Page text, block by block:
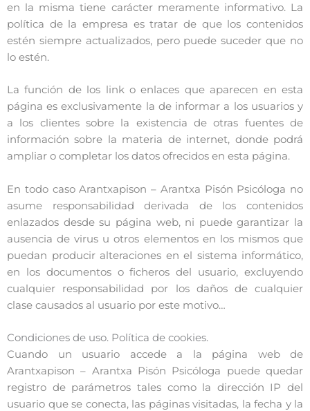
en la misma tiene carácter meramente informativo. La
política de la empresa es tratar de que los contenidos
estén siempre actualizados, pero puede suceder que no
lo estén.
La función de los link o enlaces que aparecen en esta
página es exclusivamente la de informar a los usuarios y
a los clientes sobre la existencia de otras fuentes de
información sobre la materia de internet, donde podrá
ampliar o completar los datos ofrecidos en esta página.
En todo caso Arantxapison – Arantxa Pisón Psicóloga no
asume responsabilidad derivada de los contenidos
enlazados desde su página web, ni puede garantizar la
ausencia de virus u otros elementos en los mismos que
puedan producir alteraciones en el sistema informático,
en los documentos o ficheros del usuario, excluyendo
cualquier responsabilidad por los daños de cualquier
clase causados al usuario por este motivo…
Condiciones de uso. Política de cookies.
Cuando un usuario accede a la página web de
Arantxapison – Arantxa Pisón Psicóloga puede quedar
registro de parámetros tales como la dirección IP del
usuario que se conecta, las páginas visitadas, la fecha y la